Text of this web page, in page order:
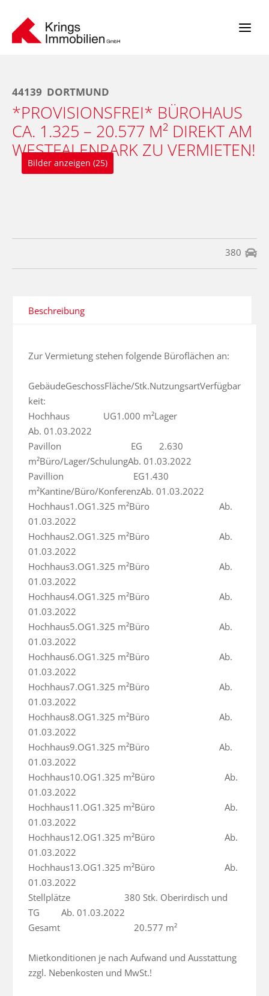
Inhalt
springen
44139 DORTMUND
*PROVISIONSFREI* BÜROHAUS
CA. 1.325 – 20.577 M² DIREKT AM
WESTFALENPARK ZU VERMIETEN!
Bilder anzeigen (25)
380
Beschreibung
Zur Vermietung stehen folgende Büroflächen an:
GebäudeGeschossFläche/Stk.NutzungsartVerfügbar
keit:
Hochhaus              UG1.000 m²Lager
Ab. 01.03.2022
Pavillon                             EG       2.630
m²Büro/Lager/SchulungAb. 01.03.2022
Pavillion                             EG1.430
m²Kantine/Büro/KonferenzAb. 01.03.2022
Hochhaus1.OG1.325 m²Büro                             Ab.
01.03.2022
Hochhaus2.OG1.325 m²Büro                             Ab.
01.03.2022
Hochhaus3.OG1.325 m²Büro                             Ab.
01.03.2022
Hochhaus4.OG1.325 m²Büro                             Ab.
01.03.2022
Hochhaus5.OG1.325 m²Büro                             Ab.
01.03.2022
Hochhaus6.OG1.325 m²Büro                             Ab.
01.03.2022
Hochhaus7.OG1.325 m²Büro                             Ab.
01.03.2022
Hochhaus8.OG1.325 m²Büro                             Ab.
01.03.2022
Hochhaus9.OG1.325 m²Büro                             Ab.
01.03.2022
Hochhaus10.OG1.325 m²Büro                             Ab.
01.03.2022
Hochhaus11.OG1.325 m²Büro                             Ab.
01.03.2022
Hochhaus12.OG1.325 m²Büro                             Ab.
01.03.2022
Hochhaus13.OG1.325 m²Büro                             Ab.
01.03.2022
Stellplätze	                380 Stk. Oberirdisch und
TG         Ab. 01.03.2022
Gesamt	                            20.577 m²
Mietkonditionen je nach Aufwand und Ausstattung
zzgl. Nebenkosten und MwSt.!